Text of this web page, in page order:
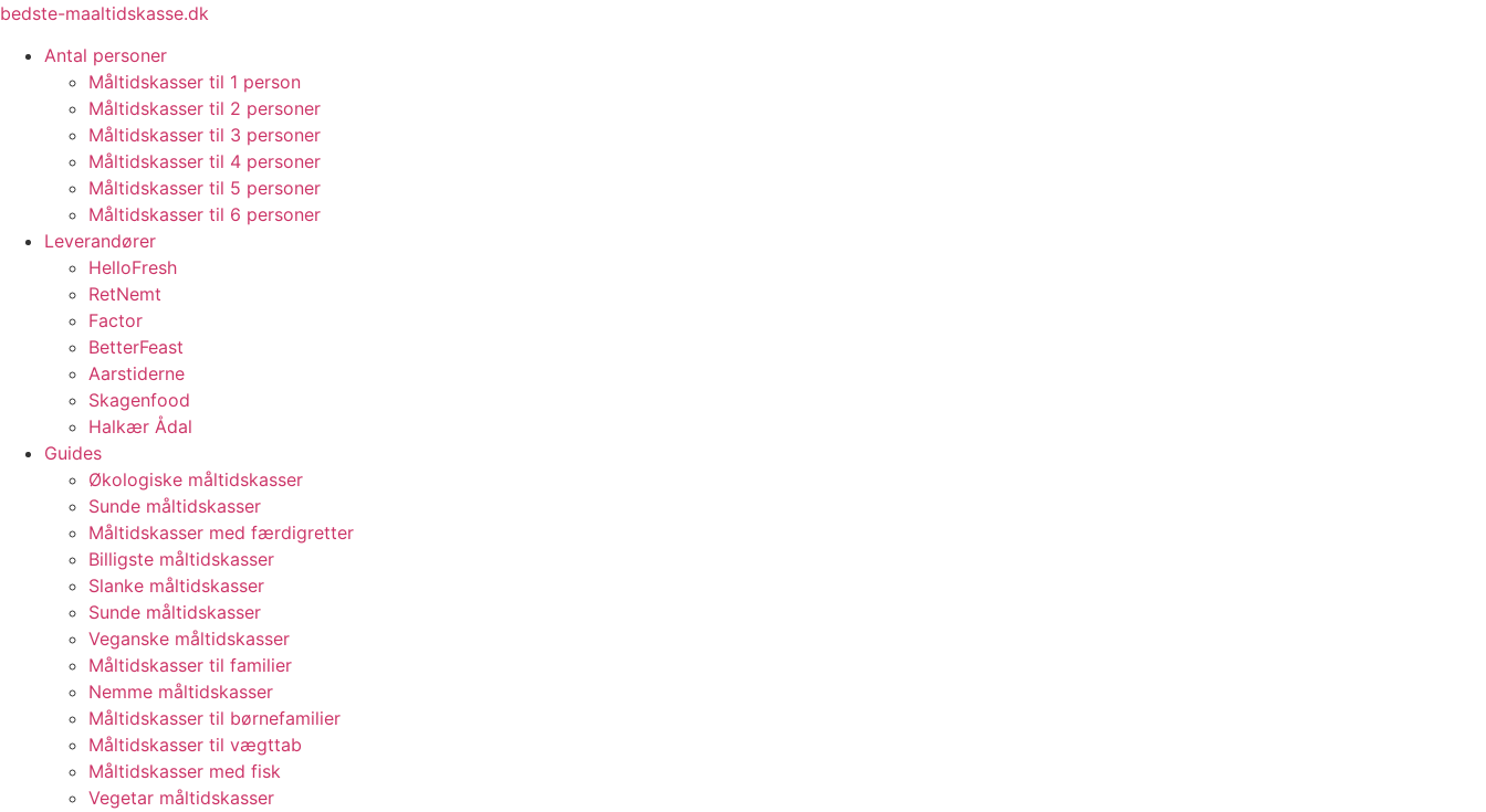
Videre
indhold
bedste-maaltidskasse.dk
Antal personer
Måltidskasser til 1 person
Måltidskasser til 2 personer
Måltidskasser til 3 personer
Måltidskasser til 4 personer
Måltidskasser til 5 personer
Måltidskasser til 6 personer
Leverandører
HelloFresh
RetNemt
Factor
BetterFeast
Aarstiderne
Skagenfood
Halkær Ådal
Guides
Økologiske måltidskasser
Sunde måltidskasser
Måltidskasser med færdigretter
Billigste måltidskasser
Slanke måltidskasser
Sunde måltidskasser
Veganske måltidskasser
Måltidskasser til familier
Nemme måltidskasser
Måltidskasser til børnefamilier
Måltidskasser til vægttab
Måltidskasser med fisk
Vegetar måltidskasser